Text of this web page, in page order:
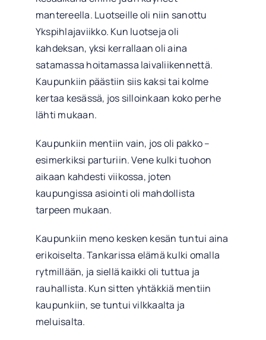
mantereella. Luotseille oli niin sanottu
Ykspihlajaviikko. Kun luotseja oli
kahdeksan, yksi kerrallaan oli aina
satamassa hoitamassa laivaliikennettä.
Kaupunkiin päästiin siis kaksi tai kolme
kertaa kesässä, jos silloinkaan koko perhe
lähti mukaan.
Kaupunkiin mentiin vain, jos oli pakko –
esimerkiksi parturiin. Vene kulki tuohon
aikaan kahdesti viikossa, joten
kaupungissa asiointi oli mahdollista
tarpeen mukaan.
Kaupunkiin meno kesken kesän tuntui aina
erikoiselta. Tankarissa elämä kulki omalla
rytmillään, ja siellä kaikki oli tuttua ja
rauhallista. Kun sitten yhtäkkiä mentiin
kaupunkiin, se tuntui vilkkaalta ja
meluisalta.